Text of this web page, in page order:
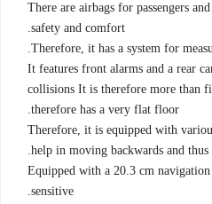
There are airbags for passengers
safety and comfort.
Therefore, it has a system for
It features front alarms and a rear
collisions It is therefore more than
therefore has a very flat floor.
Therefore, it is equipped with
help in moving backwards and
Equipped with a 20.3 cm
sensitive.